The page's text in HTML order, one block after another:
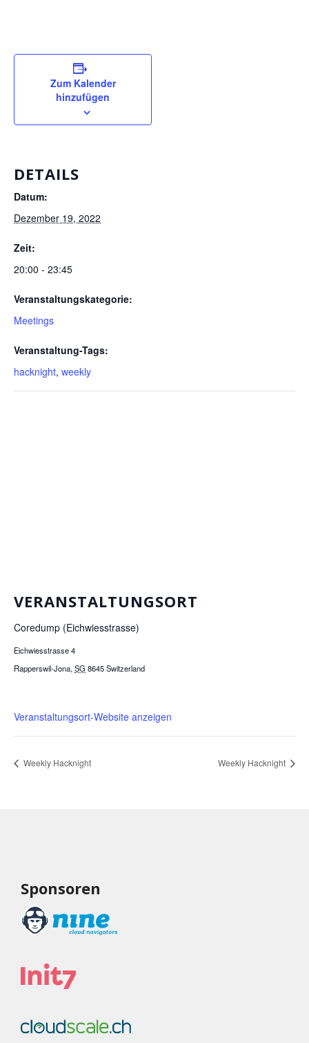
Zum Kalender
hinzufügen
DETAILS
Datum:
Dezember 19, 2022
Zeit:
20:00 - 23:45
Veranstaltungskategorie:
Meetings
Veranstaltung-Tags:
hacknight, weekly
VERANSTALTUNGSORT
Coredump (Eichwiesstrasse)
Eichwiesstrasse 4
Rapperswil-Jona, SG 8645Switzerland
Veranstaltungsort-Website anzeigen
Weekly Hacknight Weekly Hacknight
Sponsoren